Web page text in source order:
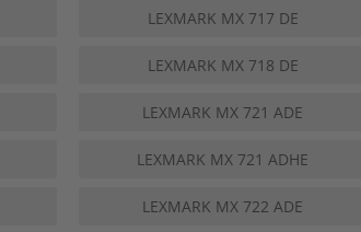
LEXMARK MX 717 DE
LEXMARK MX 718 DE
LEXMARK MX 721 ADE
LEXMARK MX 721 ADHE
LEXMARK MX 722 ADE